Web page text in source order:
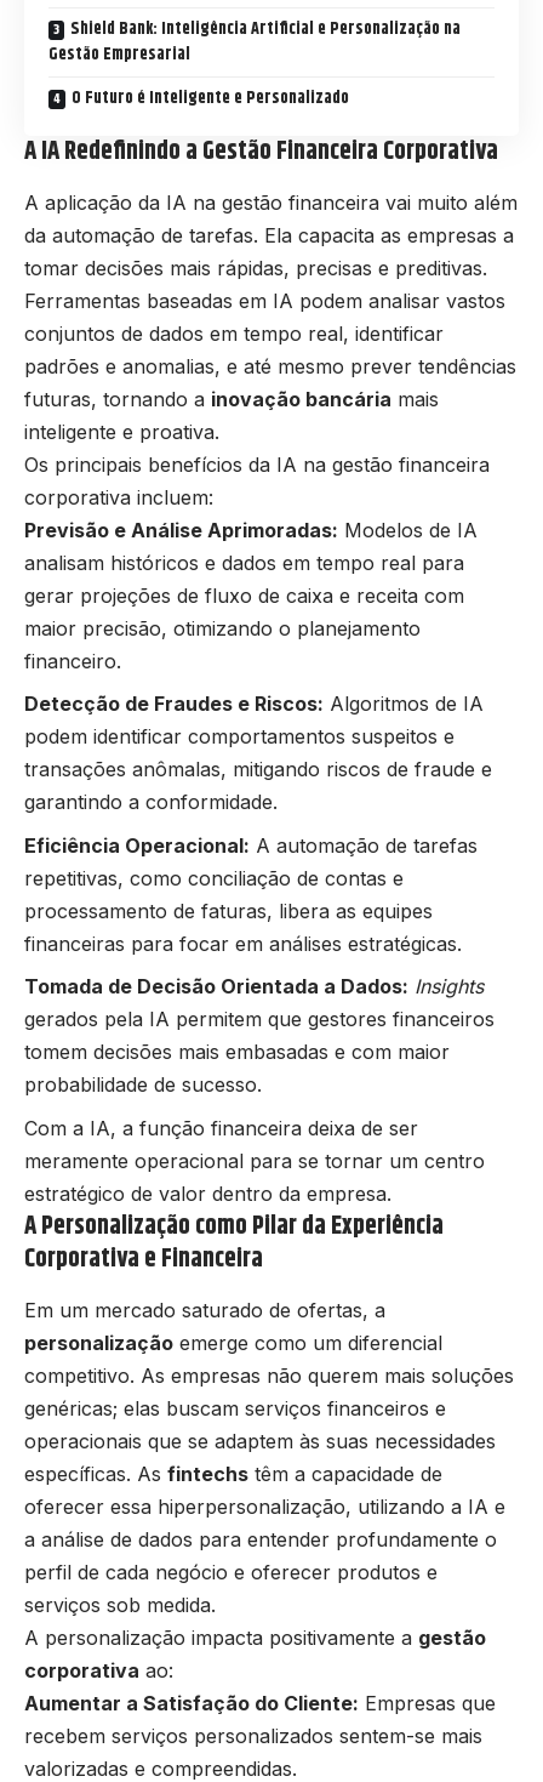
Shield Bank: Inteligência Artificial e Personalização na
Gestão Empresarial
O Futuro é Inteligente e Personalizado
A IA Redefinindo a Gestão Financeira Corporativa
A aplicação da IA na gestão financeira vai muito além
da automação de tarefas. Ela capacita as empresas a
tomar decisões mais rápidas, precisas e preditivas.
Ferramentas baseadas em IA podem analisar vastos
conjuntos de dados em tempo real, identificar
padrões e anomalias, e até mesmo prever tendências
futuras, tornando a inovação bancária mais
inteligente e proativa.
Os principais benefícios da IA na gestão financeira
corporativa incluem:
Previsão e Análise Aprimoradas: Modelos de IA
analisam históricos e dados em tempo real para
gerar projeções de fluxo de caixa e receita com
maior precisão, otimizando o planejamento
financeiro.
Detecção de Fraudes e Riscos: Algoritmos de IA
podem identificar comportamentos suspeitos e
transações anômalas, mitigando riscos de fraude e
garantindo a conformidade.
Eficiência Operacional: A automação de tarefas
repetitivas, como conciliação de contas e
processamento de faturas, libera as equipes
financeiras para focar em análises estratégicas.
Tomada de Decisão Orientada a Dados: Insights
gerados pela IA permitem que gestores financeiros
tomem decisões mais embasadas e com maior
probabilidade de sucesso.
Com a IA, a função financeira deixa de ser
meramente operacional para se tornar um centro
estratégico de valor dentro da empresa.
A Personalização como Pilar da Experiência
Corporativa e Financeira
Em um mercado saturado de ofertas, a
personalização emerge como um diferencial
competitivo. As empresas não querem mais soluções
genéricas; elas buscam serviços financeiros e
operacionais que se adaptem às suas necessidades
específicas. As fintechs têm a capacidade de
oferecer essa hiperpersonalização, utilizando a IA e
a análise de dados para entender profundamente o
perfil de cada negócio e oferecer produtos e
serviços sob medida.
A personalização impacta positivamente a gestão
corporativa ao:
Aumentar a Satisfação do Cliente: Empresas que
recebem serviços personalizados sentem-se mais
valorizadas e compreendidas.